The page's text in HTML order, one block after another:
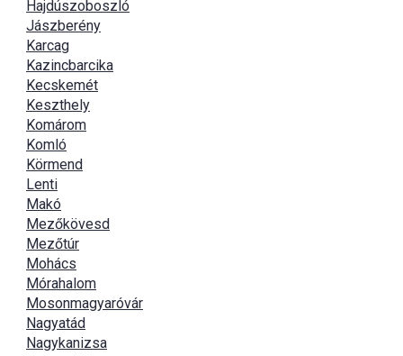
Hajdúszoboszló
Jászberény
Karcag
Kazincbarcika
Kecskemét
Keszthely
Komárom
Komló
Körmend
Lenti
Makó
Mezőkövesd
Mezőtúr
Mohács
Mórahalom
Mosonmagyaróvár
Nagyatád
Nagykanizsa